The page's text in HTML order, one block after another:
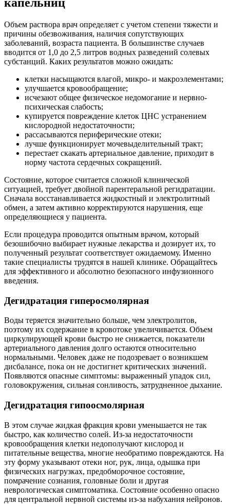
Объем раствора врач определяет с учетом степени тяжести и
причины обезвоживания, наличия сопутствующих
заболеваний, возраста пациента. В большинстве случаев
вводится от 1,0 до 2,5 литров водных разведений солевых
субстанций. Каких результатов можно ожидать:
клетки насыщаются влагой, микро- и макроэлементами;
улучшается кровообращение;
исчезают общее физическое недомогание и нервно-
психическая слабость;
купируется повреждение клеток ЦНС устранением
кислородной недостаточности;
рассасываются периферические отеки;
лучше функционирует мочевыделительный тракт;
перестает скакать артериальное давление, приходит в
норму частота сердечных сокращений.
Состояние, которое считается сложной клинической
ситуацией, требует двойной парентеральной регидратации.
Сначала восстанавливается жидкостный и электролитный
обмен, а затем активно корректируются нарушения, еще
определяющиеся у пациента.
Если процедура проводится опытным врачом, который
безошибочно выбирает нужные лекарства и дозирует их, то
полученный результат соответствует ожидаемому. Именно
такие специалисты трудятся в нашей клинике. Обращайтесь
для эффективного и абсолютно безопасного инфузионного
введения.
Дегидратация гиперосмолярная
Воды теряется значительно больше, чем электролитов,
поэтому их содержание в кровотоке увеличивается. Объем
циркулирующей крови быстро не снижается, показатели
артериального давления долго остаются относительно
нормальными. Человек даже не подозревает о возникшем
дисбалансе, пока он не достигнет критических значений.
Появляются опасные симптомы: выраженный упадок сил,
головокружения, сильная сонливость, затрудненное дыхание.
Дегидратация гипоосмолярная
В этом случае жидкая фракция крови уменьшается не так
быстро, как количество солей. Из-за недостаточности
кровообращения клетки недополучают кислород и
питательные вещества, многие необратимо повреждаются. На
эту форму указывают отеки ног, рук, лица, одышка при
физических нагрузках, предобморочное состояние,
помрачение сознания, головные боли и другая
неврологическая симптоматика. Состояние особенно опасно
для центральной нервной системы из-за набухания нейронов.